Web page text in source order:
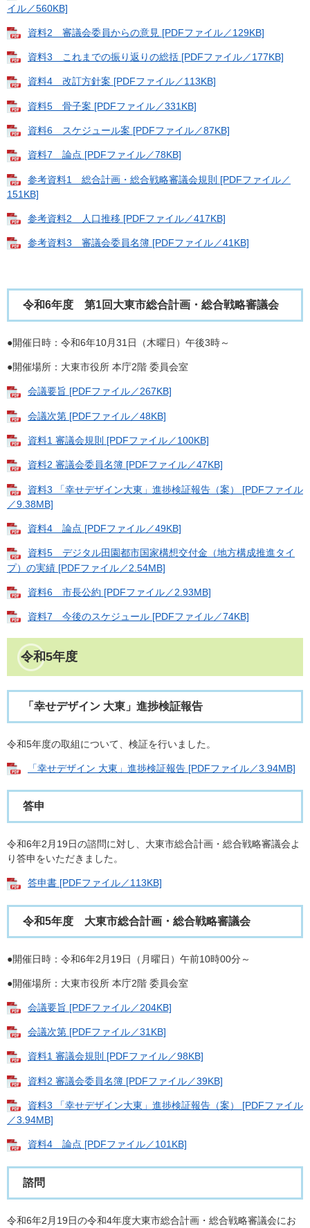
イル／560KB]
資料2 審議会委員からの意見 [PDFファイル／129KB]
資料3 これまでの振り返りの総括 [PDFファイル／177KB]
資料4 改訂方針案 [PDFファイル／113KB]
資料5 骨子案 [PDFファイル／331KB]
資料6 スケジュール案 [PDFファイル／87KB]
資料7 論点 [PDFファイル／78KB]
参考資料1 総合計画・総合戦略審議会規則 [PDFファイル／
151KB]
参考資料2 人口推移 [PDFファイル／417KB]
参考資料3 審議会委員名簿 [PDFファイル／41KB]
令和6年度 第1回大東市総合計画・総合戦略審議会
●開催日時：令和6年10月31日（木曜日）午後3時～
●開催場所：大東市役所 本庁2階 委員会室
会議要旨 [PDFファイル／267KB]
会議次第 [PDFファイル／48KB]
資料1 審議会規則 [PDFファイル／100KB]
資料2 審議会委員名簿 [PDFファイル／47KB]
資料3 「幸せデザイン大東」進捗検証報告（案） [PDFファイル
／9.38MB]
資料4 論点 [PDFファイル／49KB]
資料5 デジタル田園都市国家構想交付金（地方構成推進タイ
プ）の実績 [PDFファイル／2.54MB]
資料6 市長公約 [PDFファイル／2.93MB]
資料7 今後のスケジュール [PDFファイル／74KB]
令和5年度
「幸せデザイン 大東」進捗検証報告
令和5年度の取組について、検証を行いました。
「幸せデザイン 大東」進捗検証報告 [PDFファイル／3.94MB]
答申
令和6年2月19日の諮問に対し、大東市総合計画・総合戦略審議会よ
り答申をいただきました。
答申書 [PDFファイル／113KB]
令和5年度 大東市総合計画・総合戦略審議会
●開催日時：令和6年2月19日（月曜日）午前10時00分～
●開催場所：大東市役所 本庁2階 委員会室
会議要旨 [PDFファイル／204KB]
会議次第 [PDFファイル／31KB]
資料1 審議会規則 [PDFファイル／98KB]
資料2 審議会委員名簿 [PDFファイル／39KB]
資料3 「幸せデザイン大東」進捗検証報告（案） [PDFファイル
／3.94MB]
資料4 論点 [PDFファイル／101KB]
諮問
令和6年2月19日の令和4年度大東市総合計画・総合戦略審議会にお